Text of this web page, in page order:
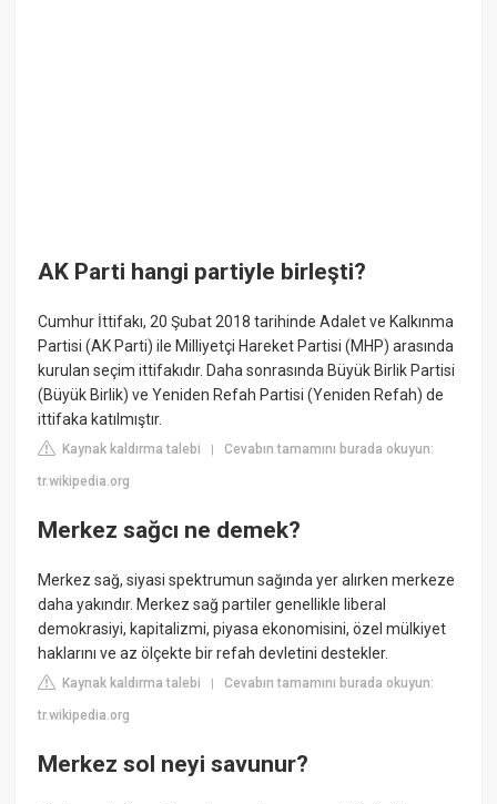
AK Parti hangi partiyle birleşti?
Cumhur İttifakı, 20 Şubat 2018 tarihinde Adalet ve Kalkınma
Partisi (AK Parti) ile Milliyetçi Hareket Partisi (MHP) arasında
kurulan seçim ittifakıdır. Daha sonrasında Büyük Birlik Partisi
(Büyük Birlik) ve Yeniden Refah Partisi (Yeniden Refah) de
ittifaka katılmıştır.
Kaynak kaldırma talebi |Cevabın tamamını burada okuyun:
tr.wikipedia.org
Merkez sağcı ne demek?
Merkez sağ, siyasi spektrumun sağında yer alırken merkeze
daha yakındır. Merkez sağ partiler genellikle liberal
demokrasiyi, kapitalizmi, piyasa ekonomisini, özel mülkiyet
haklarını ve az ölçekte bir refah devletini destekler.
Kaynak kaldırma talebi |Cevabın tamamını burada okuyun:
tr.wikipedia.org
Merkez sol neyi savunur?